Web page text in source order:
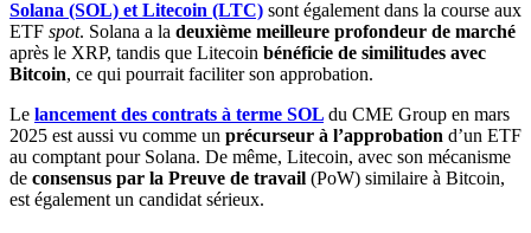
Solana (SOL) et Litecoin (LTC) sont également dans la course aux
ETF spot. Solana a la deuxième meilleure profondeur de marché
après le XRP, tandis que Litecoin bénéficie de similitudes avec
Bitcoin, ce qui pourrait faciliter son approbation.
Le lancement des contrats à terme SOL du CME Group en mars
2025 est aussi vu comme un précurseur à l’approbation d’un ETF
au comptant pour Solana. De même, Litecoin, avec son mécanisme
de consensus par la Preuve de travail (PoW) similaire à Bitcoin,
est également un candidat sérieux.